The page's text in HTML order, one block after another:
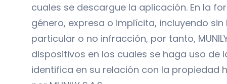
cuales se descargue la aplicación. En la
género, expresa o implícita, incluyendo
particular o no infracción, por tanto,
dispositivos en los cuales se haga uso de
identifica en su relación con la propiedad